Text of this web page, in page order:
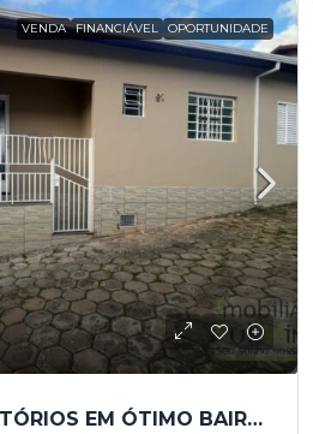
VENDA FINANCIÁVEL OPORTUNIDADE
CASA DE 2 DORMITÓRIOS EM ÓTIMO BAIRRO Á VENDA EM CAMBUÍ MG